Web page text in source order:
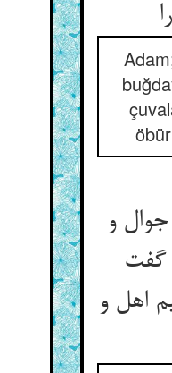
و
اهل و